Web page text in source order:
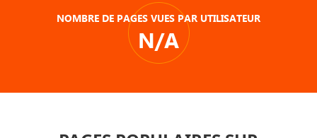
NOMBRE DE PAGES VUES PAR UTILISATEUR
N/A